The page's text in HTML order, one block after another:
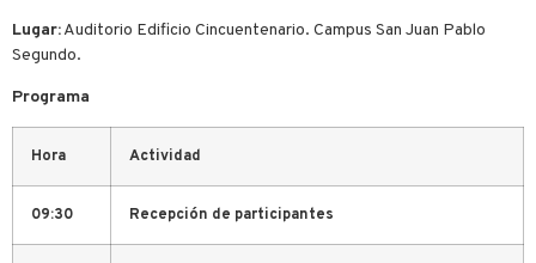
Lugar:Auditorio Edificio Cincuentenario. Campus San Juan Pablo
Segundo.
Programa
Hora Actividad
09:30 Recepción de participantes